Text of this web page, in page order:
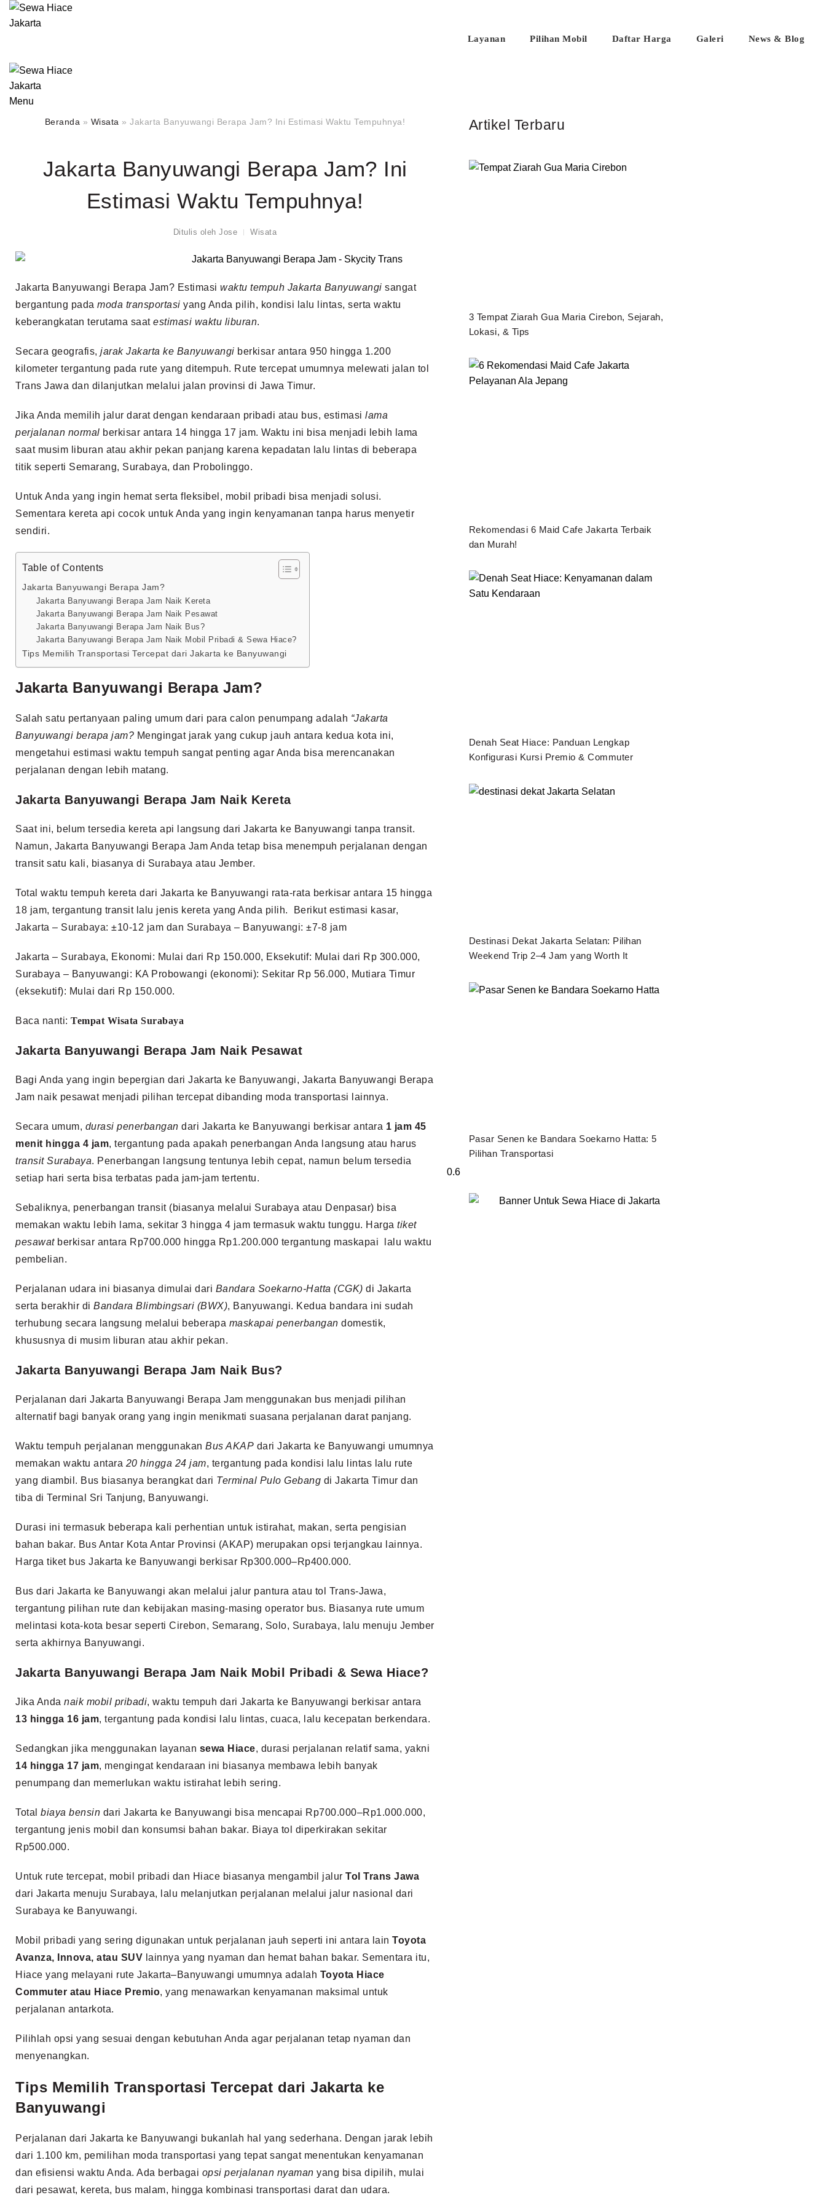
Layanan Pilihan Mobil Daftar Harga Galeri News & Blog
Menu
Beranda » Wisata »Jakarta Banyuwangi Berapa Jam? Ini Estimasi Waktu Tempuhnya!
Jakarta Banyuwangi Berapa Jam? Ini
Estimasi Waktu Tempuhnya!
Ditulis oleh Jose Wisata
Jakarta Banyuwangi Berapa Jam? Estimasi waktu tempuh Jakarta Banyuwangi sangat
bergantung pada moda transportasi yang Anda pilih, kondisi lalu lintas, serta waktu
keberangkatan terutama saat estimasi waktu liburan.
Secara geografis, jarak Jakarta ke Banyuwangi berkisar antara 950 hingga 1.200
kilometer tergantung pada rute yang ditempuh. Rute tercepat umumnya melewati jalan tol
Trans Jawa dan dilanjutkan melalui jalan provinsi di Jawa Timur.
Jika Anda memilih jalur darat dengan kendaraan pribadi atau bus, estimasi lama
perjalanan normal berkisar antara 14 hingga 17 jam. Waktu ini bisa menjadi lebih lama
saat musim liburan atau akhir pekan panjang karena kepadatan lalu lintas di beberapa
titik seperti Semarang, Surabaya, dan Probolinggo.
Untuk Anda yang ingin hemat serta fleksibel, mobil pribadi bisa menjadi solusi.
Sementara kereta api cocok untuk Anda yang ingin kenyamanan tanpa harus menyetir
sendiri.
Table of Contents
Jakarta Banyuwangi Berapa Jam?
Jakarta Banyuwangi Berapa Jam Naik Kereta
Jakarta Banyuwangi Berapa Jam Naik Pesawat
Jakarta Banyuwangi Berapa Jam Naik Bus?
Jakarta Banyuwangi Berapa Jam Naik Mobil Pribadi & Sewa Hiace?
Tips Memilih Transportasi Tercepat dari Jakarta ke Banyuwangi
Jakarta Banyuwangi Berapa Jam?
Salah satu pertanyaan paling umum dari para calon penumpang adalah “Jakarta
Banyuwangi berapa jam? Mengingat jarak yang cukup jauh antara kedua kota ini,
mengetahui estimasi waktu tempuh sangat penting agar Anda bisa merencanakan
perjalanan dengan lebih matang.
Jakarta Banyuwangi Berapa Jam Naik Kereta
Saat ini, belum tersedia kereta api langsung dari Jakarta ke Banyuwangi tanpa transit.
Namun, Jakarta Banyuwangi Berapa Jam Anda tetap bisa menempuh perjalanan dengan
transit satu kali, biasanya di Surabaya atau Jember.
Total waktu tempuh kereta dari Jakarta ke Banyuwangi rata-rata berkisar antara 15 hingga
18 jam, tergantung transit lalu jenis kereta yang Anda pilih. Berikut estimasi kasar,
Jakarta – Surabaya: ±10-12 jam dan Surabaya – Banyuwangi: ±7-8 jam
Jakarta – Surabaya, Ekonomi: Mulai dari Rp 150.000, Eksekutif: Mulai dari Rp 300.000,
Surabaya – Banyuwangi: KA Probowangi (ekonomi): Sekitar Rp 56.000, Mutiara Timur
(eksekutif): Mulai dari Rp 150.000.
Baca nanti: Tempat Wisata Surabaya
Jakarta Banyuwangi Berapa Jam Naik Pesawat
Bagi Anda yang ingin bepergian dari Jakarta ke Banyuwangi, Jakarta Banyuwangi Berapa
Jam naik pesawat menjadi pilihan tercepat dibanding moda transportasi lainnya.
Secara umum, durasi penerbangan dari Jakarta ke Banyuwangi berkisar antara 1 jam 45
menit hingga 4 jam, tergantung pada apakah penerbangan Anda langsung atau harus
transit Surabaya. Penerbangan langsung tentunya lebih cepat, namun belum tersedia
setiap hari serta bisa terbatas pada jam-jam tertentu.
Sebaliknya, penerbangan transit (biasanya melalui Surabaya atau Denpasar) bisa
memakan waktu lebih lama, sekitar 3 hingga 4 jam termasuk waktu tunggu. Harga tiket
pesawatberkisar antara Rp700.000 hingga Rp1.200.000 tergantung maskapai lalu waktu
pembelian.
Perjalanan udara ini biasanya dimulai dari Bandara Soekarno-Hatta (CGK) di Jakarta
serta berakhir di Bandara Blimbingsari (BWX), Banyuwangi. Kedua bandara ini sudah
terhubung secara langsung melalui beberapa maskapai penerbangan domestik,
khususnya di musim liburan atau akhir pekan.
Jakarta Banyuwangi Berapa Jam Naik Bus?
Perjalanan dari Jakarta Banyuwangi Berapa Jam menggunakan bus menjadi pilihan
alternatif bagi banyak orang yang ingin menikmati suasana perjalanan darat panjang.
Waktu tempuh perjalanan menggunakan Bus AKAP dari Jakarta ke Banyuwangi umumnya
memakan waktu antara 20 hingga 24 jam, tergantung pada kondisi lalu lintas lalu rute
yang diambil. Bus biasanya berangkat dari Terminal Pulo Gebang di Jakarta Timur dan
tiba di Terminal Sri Tanjung, Banyuwangi.
Durasi ini termasuk beberapa kali perhentian untuk istirahat, makan, serta pengisian
bahan bakar. Bus Antar Kota Antar Provinsi (AKAP) merupakan opsi terjangkau lainnya.
Harga tiket bus Jakarta ke Banyuwangi berkisar Rp300.000–Rp400.000.
Bus dari Jakarta ke Banyuwangi akan melalui jalur pantura atau tol Trans-Jawa,
tergantung pilihan rute dan kebijakan masing-masing operator bus. Biasanya rute umum
melintasi kota-kota besar seperti Cirebon, Semarang, Solo, Surabaya, lalu menuju Jember
serta akhirnya Banyuwangi.
Jakarta Banyuwangi Berapa Jam Naik Mobil Pribadi & Sewa Hiace?
Jika Anda naik mobil pribadi, waktu tempuh dari Jakarta ke Banyuwangi berkisar antara
13 hingga 16 jam, tergantung pada kondisi lalu lintas, cuaca, lalu kecepatan berkendara.
Sedangkan jika menggunakan layanan sewa Hiace, durasi perjalanan relatif sama, yakni
14 hingga 17 jam, mengingat kendaraan ini biasanya membawa lebih banyak
penumpang dan memerlukan waktu istirahat lebih sering.
Total biaya bensin dari Jakarta ke Banyuwangi bisa mencapai Rp700.000–Rp1.000.000,
tergantung jenis mobil dan konsumsi bahan bakar. Biaya tol diperkirakan sekitar
Rp500.000.
Untuk rute tercepat, mobil pribadi dan Hiace biasanya mengambil jalur Tol Trans Jawa
dari Jakarta menuju Surabaya, lalu melanjutkan perjalanan melalui jalur nasional dari
Surabaya ke Banyuwangi.
Mobil pribadi yang sering digunakan untuk perjalanan jauh seperti ini antara lain Toyota
Avanza, Innova, atau SUV lainnya yang nyaman dan hemat bahan bakar. Sementara itu,
Hiace yang melayani rute Jakarta–Banyuwangi umumnya adalah Toyota Hiace
Commuter atau Hiace Premio, yang menawarkan kenyamanan maksimal untuk
perjalanan antarkota.
Pilihlah opsi yang sesuai dengan kebutuhan Anda agar perjalanan tetap nyaman dan
menyenangkan.
Tips Memilih Transportasi Tercepat dari Jakarta ke
Banyuwangi
Perjalanan dari Jakarta ke Banyuwangi bukanlah hal yang sederhana. Dengan jarak lebih
dari 1.100 km, pemilihan moda transportasi yang tepat sangat menentukan kenyamanan
dan efisiensi waktu Anda. Ada berbagai opsi perjalanan nyaman yang bisa dipilih, mulai
dari pesawat, kereta, bus malam, hingga kombinasi transportasi darat dan udara.
Artikel Terbaru
3 Tempat Ziarah Gua Maria Cirebon, Sejarah,
Lokasi, & Tips
Rekomendasi 6 Maid Cafe Jakarta Terbaik
dan Murah!
Denah Seat Hiace: Panduan Lengkap
Konfigurasi Kursi Premio & Commuter
Destinasi Dekat Jakarta Selatan: Pilihan
Weekend Trip 2–4 Jam yang Worth It
Pasar Senen ke Bandara Soekarno Hatta: 5
Pilihan Transportasi